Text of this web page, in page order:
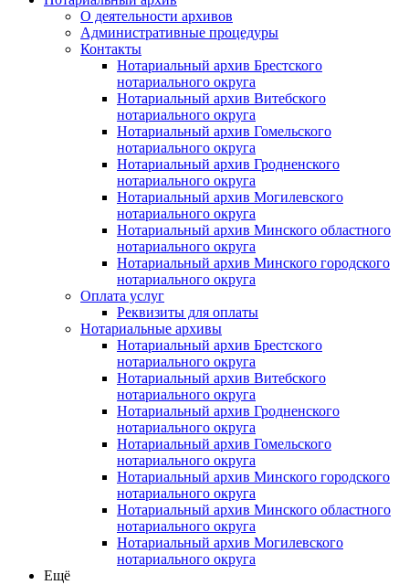
О деятельности архивов
Административные процедуры
Контакты
Нотариальный архив Брестского
нотариального округа
Нотариальный архив Витебского
нотариального округа
Нотариальный архив Гомельского
нотариального округа
Нотариальный архив Гродненского
нотариального округа
Нотариальный архив Могилевского
нотариального округа
Нотариальный архив Минского областного
нотариального округа
Нотариальный архив Минского городского
нотариального округа
Оплата услуг
Реквизиты для оплаты
Нотариальные архивы
Нотариальный архив Брестского
нотариального округа
Нотариальный архив Витебского
нотариального округа
Нотариальный архив Гродненского
нотариального округа
Нотариальный архив Гомельского
нотариального округа
Нотариальный архив Минского городского
нотариального округа
Нотариальный архив Минского областного
нотариального округа
Нотариальный архив Могилевского
нотариального округа
Ещё